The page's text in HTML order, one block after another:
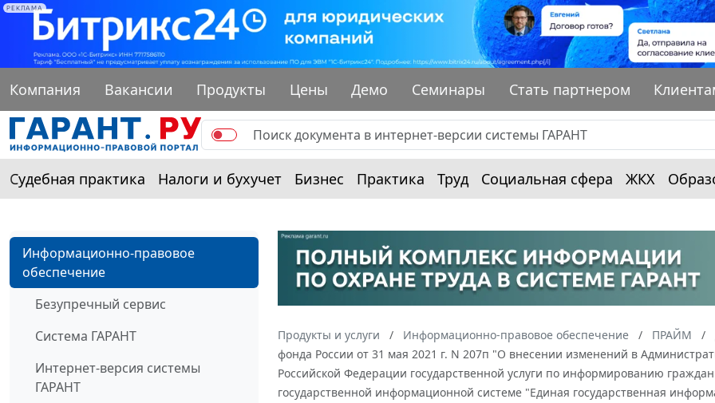
РЕКЛАМА
Компания Вакансии Продукты Цены Демо Семинары Стать партнером
Судебная практика Налоги и бухучет Бизнес Практика Труд Социальная сфера ЖКХ
Информационно-правовое
обеспечение
Безупречный сервис
Система ГАРАНТ
Интернет-версия системы
ГАРАНТ
Продукты и услуги Информационно-правовое обеспечение ПРАЙМ
фонда России от 31 мая 2021 г. N 207п "О внесении изменений в
Российской Федерации государственной услуги по информированию
государственной информационной системе "Единая государственная